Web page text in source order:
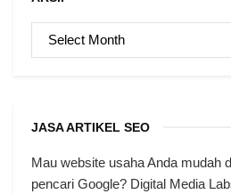
ARSIP
JASA ARTIKEL SEO
Mau website usaha Anda mudah
pencari Google? Digital Media